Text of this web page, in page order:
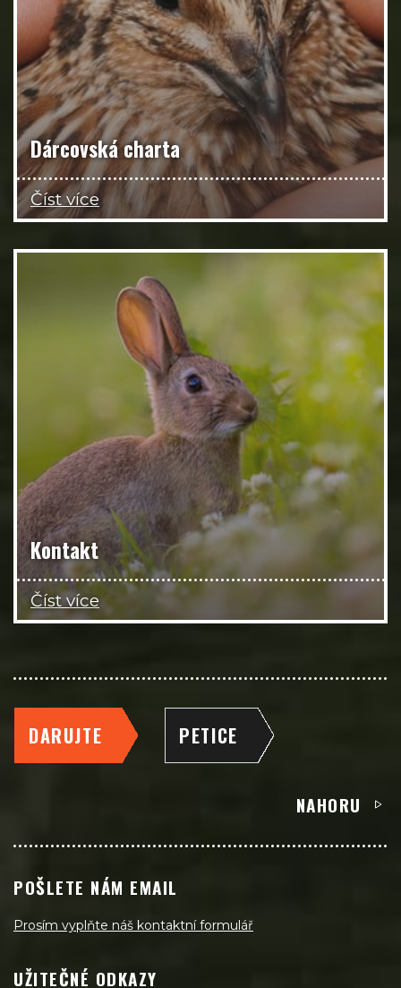
Dárcovská charta
Číst více
Kontakt
Číst více
DARUJTE PETICE
NAHORU
POŠLETE NÁM EMAIL
Prosím vyplňte náš kontaktní formulář
UŽITEČNÉ ODKAZY